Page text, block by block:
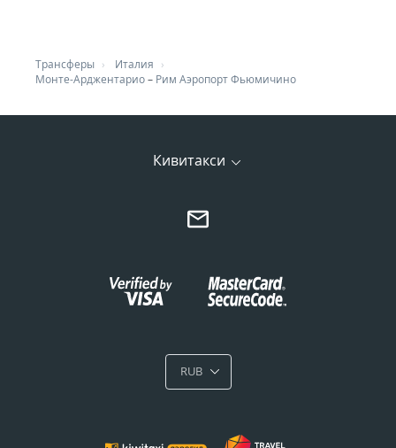
Трансферы
Италия
Монте-Арджентарио– Рим Аэропорт Фьюмичино
Кивитакси
RUB